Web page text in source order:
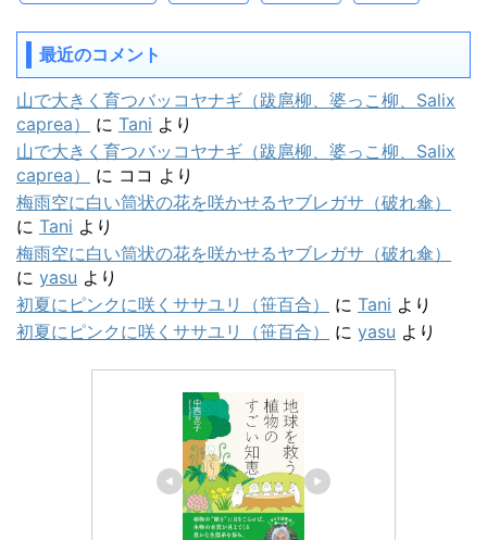
最近のコメント
山で大きく育つバッコヤナギ（跋扈柳、婆っこ柳、Salix
caprea）
に Tani より
山で大きく育つバッコヤナギ（跋扈柳、婆っこ柳、Salix
caprea）
に ココ より
梅雨空に白い筒状の花を咲かせるヤブレガサ（破れ傘）
に Tani より
梅雨空に白い筒状の花を咲かせるヤブレガサ（破れ傘）
に yasu より
初夏にピンクに咲くササユリ（笹百合）
に Tani より
初夏にピンクに咲くササユリ（笹百合）
に yasu より